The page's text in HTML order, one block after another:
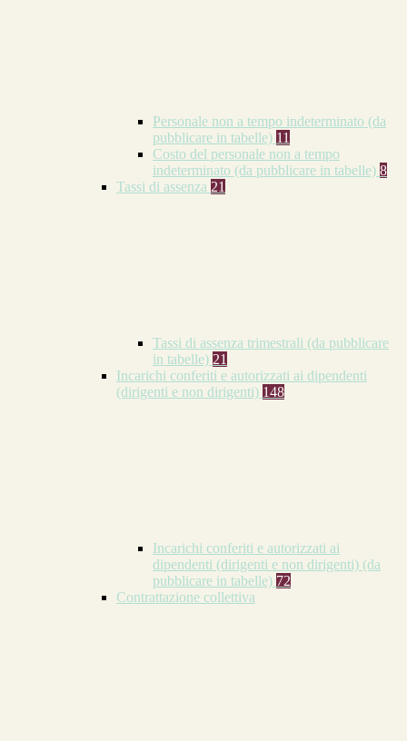
Personale non a tempo indeterminato (da
pubblicare in tabelle) 11
Costo del personale non a tempo
indeterminato (da pubblicare in tabelle) 8
Tassi di assenza 21
Tassi di assenza trimestrali (da pubblicare
in tabelle) 21
Incarichi conferiti e autorizzati ai dipendenti
(dirigenti e non dirigenti) 148
Incarichi conferiti e autorizzati ai
dipendenti (dirigenti e non dirigenti) (da
pubblicare in tabelle) 72
Contrattazione collettiva